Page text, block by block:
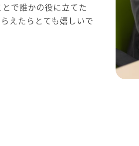
で誰かの役に立てた
えたらとても嬉しいで